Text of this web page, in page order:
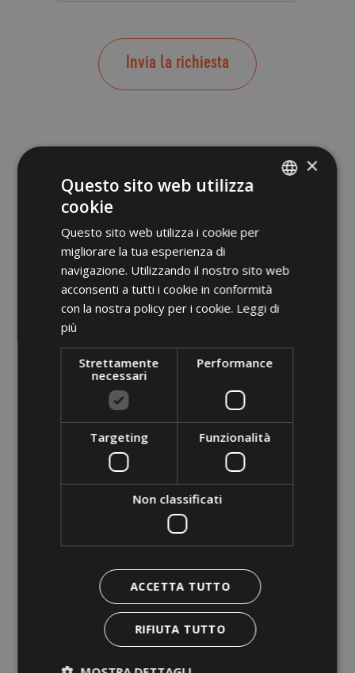
Invia la richiesta
POLISH
×
Questo sito web utilizza
cookie
Questo sito web utilizza i cookie per
migliorare la tua esperienza di
navigazione. Utilizzando il nostro sito web
acconsenti a tutti i cookie in conformità
con la nostra policy per i cookie. Leggi di
più
Strettamente
necessari
Performance
Targeting Funzionalità
Non classificati
ACCETTA TUTTO
RIFIUTA TUTTO